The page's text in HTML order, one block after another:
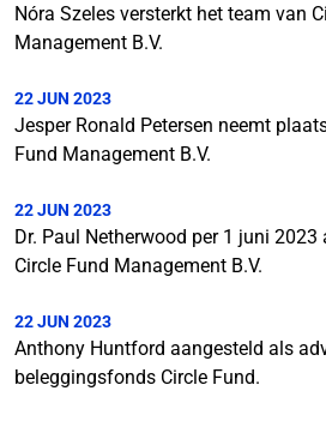
Nóra Szeles versterkt het team van
Management B.V.
22 JUN 2023
Jesper Ronald Petersen neemt
Fund Management B.V.
22 JUN 2023
Dr. Paul Netherwood per 1 juni
Circle Fund Management B.V.
22 JUN 2023
Anthony Huntford aangesteld als
beleggingsfonds Circle Fund.